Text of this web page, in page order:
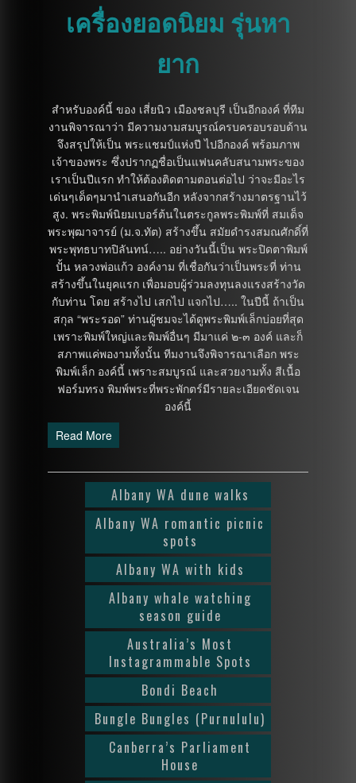
เครื่องยอดนิยม รุ่นหา
ยาก
สำหรับองค์นี้ ของ เสี่ยนิว เมืองชลบุรี เป็นอีกองค์ ที่ทีม
งานพิจารณาว่า มีความงามสมบูรณ์ครบครอบรอบด้าน
จึงสรุปให้เป็น พระแชมป์แห่งปี ไปอีกองค์ พร้อมภาพ
เจ้าของพระ ซึ่งปรากฏชื่อเป็นแฟนคลับสนามพระของ
เราเป็นปีแรก ทำให้ต้องติดตามตอนต่อไป ว่าจะมีอะไร
เด่นๆเด็ดๆมานำเสนอกันอีก หลังจากสร้างมาตรฐานไว้
สูง. พระพิมพ์นิยมเบอร์ต้นในตระกูลพระพิมพ์ที่ สมเด็จ
พระพุฒาจารย์ (ม.จ.ทัต) สร้างขึ้น สมัยดำรงสมณศักดิ์ที่
พระพุทธบาทปิลันทน์….. อย่างวันนี้เป็น พระปิดตาพิมพ์
ปั้น หลวงพ่อแก้ว องค์งาม ที่เชื่อกันว่าเป็นพระที่ ท่าน
สร้างขึ้นในยุคแรก เพื่อมอบผู้ร่วมลงทุนลงแรงสร้างวัด
กับท่าน โดย สร้างไป เสกไป แจกไป….. ในปีนี้ ถ้าเป็น
สกุล “พระรอด” ท่านผู้ชมจะได้ดูพระพิมพ์เล็กบ่อยที่สุด
เพราะพิมพ์ใหญ่และพิมพ์อื่นๆ มีมาแค่ ๒-๓ องค์ และก็
สภาพแค่พองามทั้งนั้น ทีมงานจึงพิจารณาเลือก พระ
พิมพ์เล็ก องค์นี้ เพราะสมบูรณ์ และสวยงามทั้ง สีเนื้อ
ฟอร์มทรง พิมพ์พระที่พระพักตร์มีรายละเอียดชัดเจน
องค์นี้
Read More
Albany WA dune walks
Albany WA romantic picnic
spots
Albany WA with kids
Albany whale watching
season guide
Australia’s Most
Instagrammable Spots
Bondi Beach
Bungle Bungles (Purnululu)
Canberra’s Parliament
House